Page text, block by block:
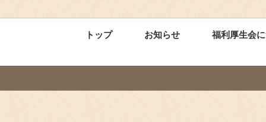
トップ お知らせ 福利厚生会